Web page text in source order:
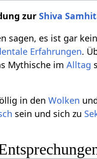
zurShiva
sagen, es ist gar
Erfahrungen.
Mythische imAlltag
in denWolken
sein und sich zu